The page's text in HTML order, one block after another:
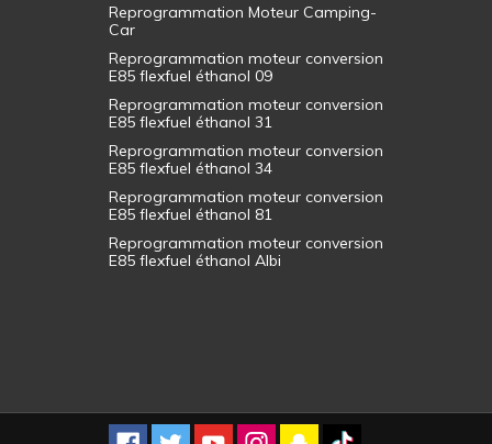
Reprogrammation Moteur Camping-
Car
Reprogrammation moteur conversion
E85 flexfuel éthanol 09
Reprogrammation moteur conversion
E85 flexfuel éthanol 31
Reprogrammation moteur conversion
E85 flexfuel éthanol 34
Reprogrammation moteur conversion
E85 flexfuel éthanol 81
Reprogrammation moteur conversion
E85 flexfuel éthanol Albi